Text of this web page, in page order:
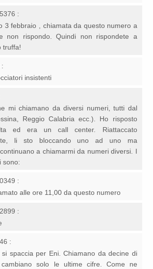
:
3 febbraio , chiamata da questo numero a
non rispondo. Quindi non rispondete a
truffa!
:
insistenti
mi chiamano da diversi numeri, tutti dal
Reggio Calabria ecc.). Ho risposto
ed era un call center. Riattaccato
li sto bloccando uno ad uno ma
a chiamarmi da numeri diversi. I
sono:
:
alle ore 11,00 da questo numero
:
:
si spaccia per Eni. Chiamano da decine di
solo le ultime cifre. Come ne